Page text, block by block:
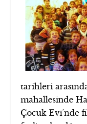
tarihleri
mahallesinde
Çocuk Evi’nde